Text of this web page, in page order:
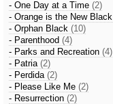
- One Day at a Time (2)
- Orange is the New Black
- Orphan Black (10)
- Parenthood (4)
- Parks and Recreation (4)
- Patria (2)
- Perdida (2)
- Please Like Me (2)
- Resurrection (2)